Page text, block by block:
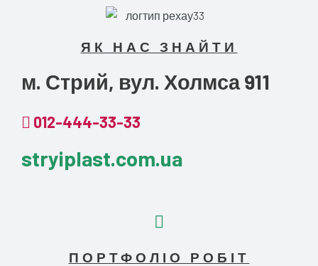
ЯК НАС ЗНАЙТИ
м. Стрий, вул. Холмса 911
012-444-33-33
stryiplast.com.ua
ПОРТФОЛІО РОБІТ